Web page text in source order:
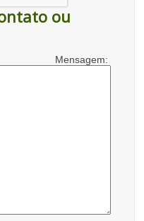
ou
Mensagem: